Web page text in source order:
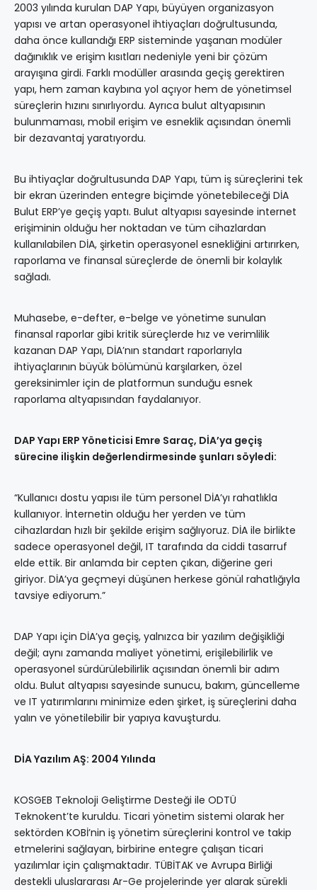
2003 yılında kurulan DAP Yapı, büyüyen organizasyon
yapısı ve artan operasyonel ihtiyaçları doğrultusunda,
daha önce kullandığı ERP sisteminde yaşanan modüler
dağınıklık ve erişim kısıtları nedeniyle yeni bir çözüm
arayışına girdi. Farklı modüller arasında geçiş gerektiren
yapı, hem zaman kaybına yol açıyor hem de yönetimsel
süreçlerin hızını sınırlıyordu. Ayrıca bulut altyapısının
bulunmaması, mobil erişim ve esneklik açısından önemli
bir dezavantaj yaratıyordu.
Bu ihtiyaçlar doğrultusunda DAP Yapı, tüm iş süreçlerini tek
bir ekran üzerinden entegre biçimde yönetebileceği DİA
Bulut ERP’ye geçiş yaptı. Bulut altyapısı sayesinde internet
erişiminin olduğu her noktadan ve tüm cihazlardan
kullanılabilen DİA, şirketin operasyonel esnekliğini artırırken,
raporlama ve finansal süreçlerde de önemli bir kolaylık
sağladı.
Muhasebe, e-defter, e-belge ve yönetime sunulan
finansal raporlar gibi kritik süreçlerde hız ve verimlilik
kazanan DAP Yapı, DİA’nın standart raporlarıyla
ihtiyaçlarının büyük bölümünü karşılarken, özel
gereksinimler için de platformun sunduğu esnek
raporlama altyapısından faydalanıyor.
DAP Yapı ERP Yöneticisi Emre Saraç, DİA’ya geçiş
sürecine ilişkin değerlendirmesinde şunları söyledi:
“Kullanıcı dostu yapısı ile tüm personel DİA’yı rahatlıkla
kullanıyor. İnternetin olduğu her yerden ve tüm
cihazlardan hızlı bir şekilde erişim sağlıyoruz. DİA ile birlikte
sadece operasyonel değil, IT tarafında da ciddi tasarruf
elde ettik. Bir anlamda bir cepten çıkan, diğerine geri
giriyor. DİA’ya geçmeyi düşünen herkese gönül rahatlığıyla
tavsiye ediyorum.”
DAP Yapı için DİA’ya geçiş, yalnızca bir yazılım değişikliği
değil; aynı zamanda maliyet yönetimi, erişilebilirlik ve
operasyonel sürdürülebilirlik açısından önemli bir adım
oldu. Bulut altyapısı sayesinde sunucu, bakım, güncelleme
ve IT yatırımlarını minimize eden şirket, iş süreçlerini daha
yalın ve yönetilebilir bir yapıya kavuşturdu.
DİA Yazılım AŞ: 2004 Yılında
KOSGEB Teknoloji Geliştirme Desteği ile ODTÜ
Teknokent’te kuruldu. Ticari yönetim sistemi olarak her
sektörden KOBİ’nin iş yönetim süreçlerini kontrol ve takip
etmelerini sağlayan, birbirine entegre çalışan ticari
yazılımlar için çalışmaktadır. TÜBİTAK ve Avrupa Birliği
destekli uluslararası Ar-Ge projelerinde yer alarak sürekli